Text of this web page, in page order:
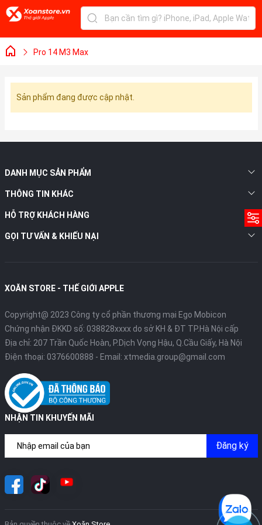
Pro 14 M3 Max
Sản phẩm đang được cập nhật.
DANH MỤC SẢN PHẨM
THÔNG TIN KHÁC
HỖ TRỢ KHÁCH HÀNG
GỌI TƯ VẤN & KHIẾU NẠI
XOĂN STORE - THẾ GIỚI APPLE
Copyright@ 2023 Công ty cổ phần thương mại Ego Mobicon
Chứng nhận ĐKKD số: 038828xxxx do sở KH & ĐT TP.Hà Nội cấp
Địa chỉ: 207 Trần Quốc Hoàn, P.Dịch Vọng Hậu, Q.Cầu Giấy, Hà Nội
Điện thoại: 0376600888 - Email: xtmedia.group@gmail.com
NHẬN TIN KHUYẾN MÃI
Đăng ký